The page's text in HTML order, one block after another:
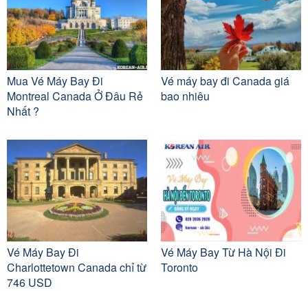
Mua Vé Máy Bay Đi
Montreal Canada Ở Đâu Rẻ
Nhất ?
Vé máy bay đi Canada giá
bao nhiêu
Vé Máy Bay Đi
Charlottetown Canada chỉ từ
746 USD
Vé Máy Bay Từ Hà Nội Đi
Toronto